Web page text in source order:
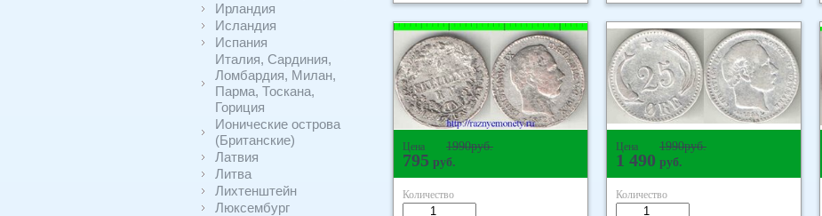
Ирландия
Исландия
Испания
Италия, Сардиния,
Ломбардия, Милан,
Парма, Тоскана,
Гориция
Ионические острова
(Британские)
Латвия
Литва
Лихтенштейн
Люксембург
Цена 1990руб.
795 руб.
Количество
Цена 1990руб.
1 490 руб.
Количество